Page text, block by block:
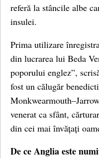
referă la stâncile albe
insulei.
Prima utilizare
din lucrarea lui Beda
poporului englez”,
fost un călugăr
venerat ca sfânt,
din cei mai învățați
De ce Anglia este